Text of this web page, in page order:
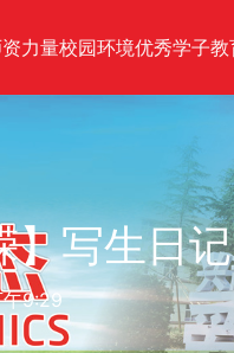
力量校园环境优秀学子教
】写生日
9:29